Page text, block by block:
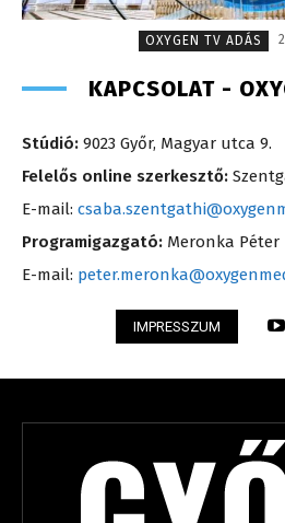
OXYGEN TV ADÁS
KAPCSOLAT -
Stúdió: 9023 Győr, Magyar utca 9.
Felelős online szerkesztő:
E-mail:
Programigazgató: Meronka Péter
E-mail:
IMPRESSZUM